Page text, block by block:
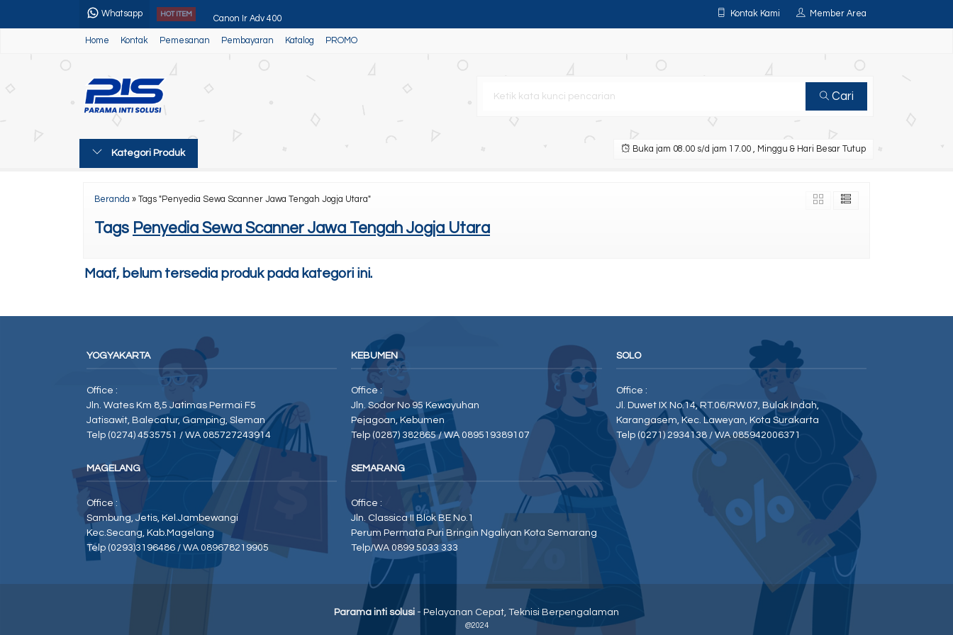
Whatsapp HOT ITEM Canon Ir Adv 400
Paket Usaha 2
Canon Ir Adv 4225
Epson L3251 New Printer Portable
Kontak Kami Member Area
Home Kontak Pemesanan Pembayaran Katalog PROMO
Cari
Kategori Produk Buka jam 08.00 s/d jam 17.00 , Minggu & Hari Besar Tutup
Beranda » Tags "Penyedia Sewa Scanner Jawa Tengah Jogja Utara"
Tags Penyedia Sewa Scanner Jawa Tengah Jogja Utara
Maaf, belum tersedia produk pada kategori ini.
YOGYAKARTA
Office :
Jln. Wates Km 8,5 Jatimas Permai F5
Jatisawit, Balecatur, Gamping, Sleman
Telp (0274) 4535751 / WA 085727243914
MAGELANG
Office :
Sambung, Jetis, Kel.Jambewangi
Kec.Secang, Kab.Magelang
Telp (0293)3196486 / WA 089678219905
KEBUMEN
Office :
Jln. Sodor No 95 Kewayuhan
Pejagoan, Kebumen
Telp (0287) 382865 / WA 089519389107
SEMARANG
Office :
Jln. Classica II Blok BE No.1
Perum Permata Puri Bringin Ngaliyan Kota Semarang
Telp/WA 0899 5033 333
SOLO
Office :
Jl. Duwet IX No.14, RT.06/RW.07, Bulak Indah,
Karangasem, Kec. Laweyan, Kota Surakarta
Telp (0271) 2934138 / WA 085942006371
Parama inti solusi - Pelayanan Cepat, Teknisi Berpengalaman
@2024